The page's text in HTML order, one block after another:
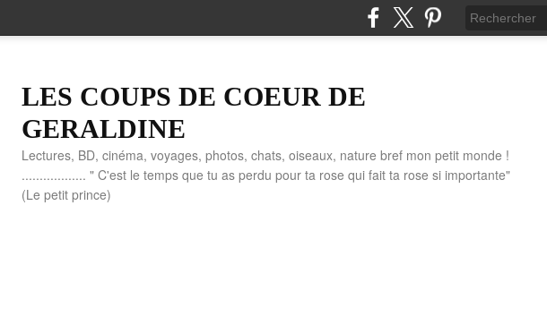
LES COUPS DE COEUR DE
GERALDINE
Lectures, BD, cinéma, voyages, photos, chats, oiseaux, nature bref mon petit monde !
.................. " C'est le temps que tu as perdu pour ta rose qui fait ta rose si importante"
(Le petit prince)